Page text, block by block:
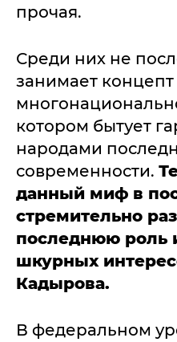
прочая.
Среди них не
занимает концепт
котором бытует
народами
современности.
данный миф в
стремительно
последнюю роль
шкурных
Кадырова.
В федеральном